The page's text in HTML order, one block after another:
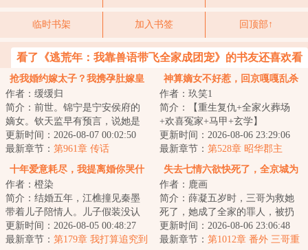
临时书架 加入书签 回顶部↑
看了《逃荒年：我靠兽语带飞全家成团宠》的书友还喜欢看
抢我婚约嫁太子？我携孕肚嫁皇
作者：缓缓归
简介：前世。锦宁是宁安侯府的
嫡女。钦天监早有预言，说她是
天生凤命。人人都觉得，她会成
为未来的太子妃...
更新时间：2026-08-07 00:02:50
最新章节： 第961章 传话
神算嫡女不好惹，回京嘎嘎乱杀
作者：玖笑1
简介：【重生复仇+全家火葬场
+欢喜冤家+马甲+玄学】
&lt;br/&gt;谢明月替皇帝挡箭重
伤，为家族换来世袭爵...
更新时间：2026-08-06 23:29:06
最新章节： 第528章 昭华郡主
十年爱意耗尽，我提离婚你哭什
作者：橙染
简介：结婚五年，江樵撞见秦墨
带着儿子陪情人。儿子假装没认
出她，秦墨对她不屑一顾。江樵
看着光鲜亮丽的...
更新时间：2026-08-05 00:48:27
最新章节： 第179章 我打算追究到
失去七情六欲快死了，全京城为
作者：鹿画
简介：薛凝五岁时，三哥为救她
死了，她成了全家的罪人，被扔
在老宅几年。她回来后，家里已
经有了被他们抱...
更新时间：2026-08-06 23:06:48
最新章节： 第1012章 番外 三哥重